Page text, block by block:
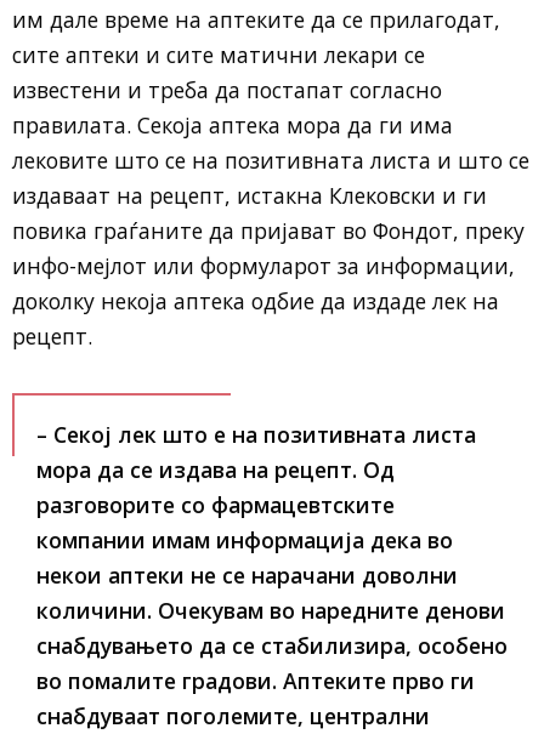
им дале време на аптеките да се прилагодат,
сите аптеки и сите матични лекари се
известени и треба да постапат согласно
правилата. Секоја аптека мора да ги има
лековите што се на позитивната листа и што се
издаваат на рецепт, истакна Клековски и ги
повика граѓаните да пријават во Фондот, преку
инфо-мејлот или формуларот за информации,
доколку некоја аптека одбие да издаде лек на
рецепт.
– Секој лек што е на позитивната листа
мора да се издава на рецепт. Од
разговорите со фармацевтските
компании имам информација дека во
некои аптеки не се нарачани доволни
количини. Очекувам во наредните денови
снабдувањето да се стабилизира, особено
во помалите градови. Аптеките прво ги
снабдуваат поголемите, централни